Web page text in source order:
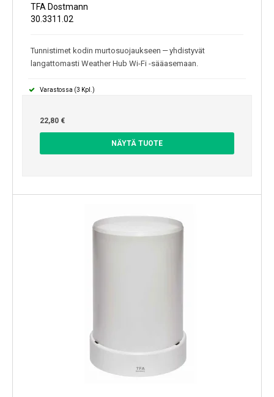
TFA Dostmann
30.3311.02
Tunnistimet kodin murtosuojaukseen –yhdistyvät
langattomasti Weather Hub Wi-Fi -sääasemaan.
Varastossa (3 Kpl.)
22,80 €
NÄYTÄ TUOTE